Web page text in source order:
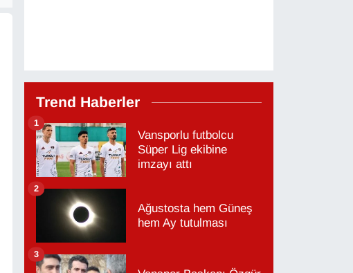
Trend Haberler
Vansporlu futbolcu
Süper Lig ekibine
imzayı attı
1
Ağustosta hem Güneş
hem Ay tutulması
2
3